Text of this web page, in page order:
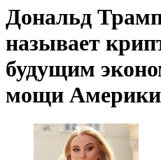
Дональд
называет
будущим
мощи Америки